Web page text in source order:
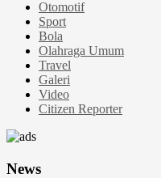
Otomotif
Sport
Bola
Olahraga Umum
Travel
Galeri
Video
Citizen Reporter
News